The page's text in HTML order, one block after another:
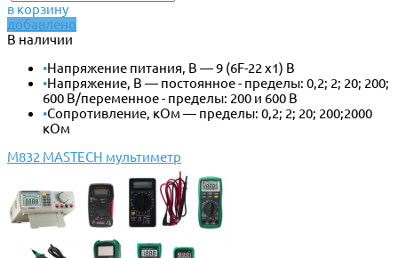
в корзину
добавлено
В наличии
•Напряжение питания, В — 9 (6F-22 x1) В
•Напряжение, В — постоянное - пределы: 0,2; 2; 20; 200;
600 В/переменное - пределы: 200 и 600 В
•Сопротивление, кОм — пределы: 0,2; 2; 20; 200;2000
кОм
M832 MASTECH мультиметр